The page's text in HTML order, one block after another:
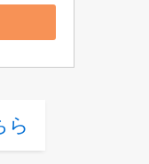
ら